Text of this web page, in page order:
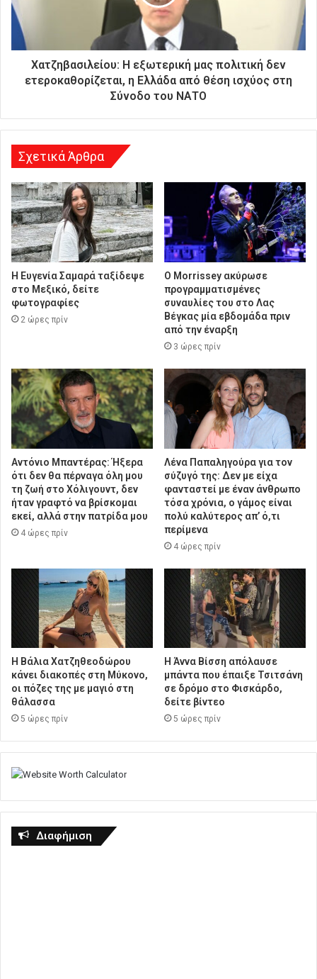
η
Χατζηβασιλείου: Η εξωτερική μας πολιτική δεν
ετεροκαθορίζεται, η Ελλάδα από θέση ισχύος στη
Σύνοδο του ΝΑΤΟ
Σχετικά Άρθρα
Η Ευγενία Σαμαρά ταξίδεψε
στο Μεξικό, δείτε
φωτογραφίες
2 ώρες πρίν
Ο Morrissey ακύρωσε
προγραμματισμένες
συναυλίες του στο Λας
Βέγκας μία εβδομάδα πριν
από την έναρξη
3 ώρες πρίν
Αντόνιο Μπαντέρας: Ήξερα
ότι δεν θα πέρναγα όλη μου
τη ζωή στο Χόλιγουντ, δεν
ήταν γραφτό να βρίσκομαι
εκεί, αλλά στην πατρίδα μου
4 ώρες πρίν
Λένα Παπαληγούρα για τον
σύζυγό της: Δεν με είχα
φανταστεί με έναν άνθρωπο
τόσα χρόνια, ο γάμος είναι
πολύ καλύτερος απ’ ό,τι
περίμενα
4 ώρες πρίν
Η Βάλια Χατζηθεοδώρου
κάνει διακοπές στη Μύκονο,
οι πόζες της με μαγιό στη
θάλασσα
5 ώρες πρίν
Η Άννα Βίσση απόλαυσε
μπάντα που έπαιξε Τσιτσάνη
σε δρόμο στο Φισκάρδο,
δείτε βίντεο
5 ώρες πρίν
Διαφήμιση